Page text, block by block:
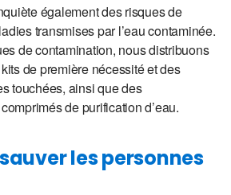
également des risques de
transmises par l’eau contaminée.
de contamination, nous distribuons
de première nécessité et des
touchées, ainsi que des
de purification d’eau.
les personnes